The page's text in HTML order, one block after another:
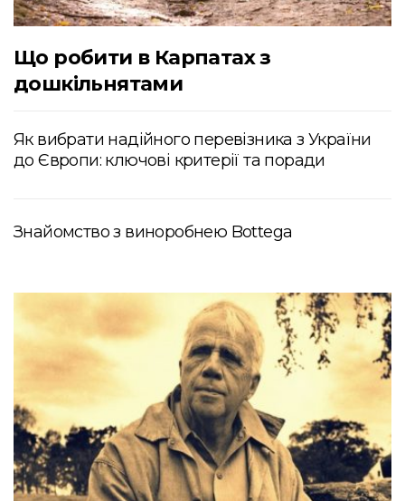
Що робити в Карпатах з
дошкільнятами
Як вибрати надійного перевізника з України
до Європи: ключові критерії та поради
Знайомство з виноробнею Bottega